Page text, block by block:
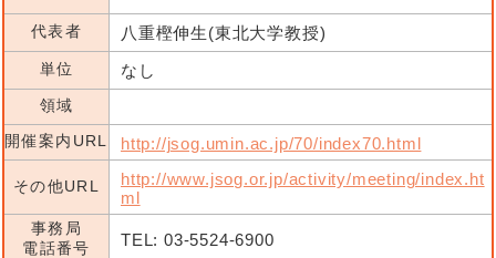
代表者 八重樫伸生(東北大学教授)
単位 なし
領域
開催案内URL
http://jsog.umin.ac.jp/70/index70.html
その他URL
http://www.jsog.or.jp/activity/meeting/index.ht
ml
事務局
電話番号
TEL: 03-5524-6900